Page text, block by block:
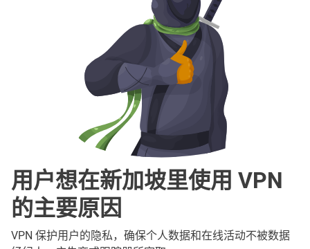
用户想在新加坡里使用 VPN
的主要原因
VPN 保护用户的隐私，确保个人数据和在线活动不被数据